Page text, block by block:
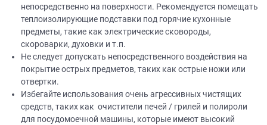
непосредственно на поверхности. Рекомендуется помещать
теплоизолирующие подставки под горячие кухонные
предметы, такие как электрические сковороды,
скороварки, духовки и т.п.
Не следует допускать непосредственного воздействия на
покрытие острых предметов, таких как острые ножи или
отвертки.
Избегайте использования очень агрессивных чистящих
средств, таких как очистители печей / грилей и полироли
для посудомоечной машины, которые имеют высокий